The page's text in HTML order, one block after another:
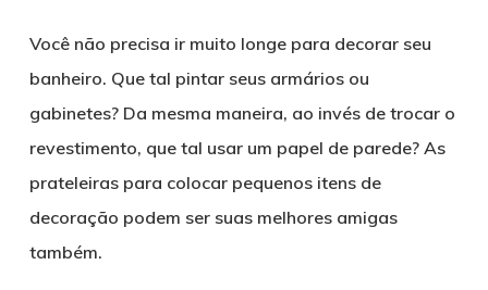
Você não precisa ir muito longe para decorar seu
banheiro. Que tal pintar seus armários ou
gabinetes? Da mesma maneira, ao invés de trocar o
revestimento, que tal usar um papel de parede? As
prateleiras para colocar pequenos itens de
decoração podem ser suas melhores amigas
também.